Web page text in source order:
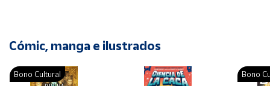
Cómic, manga e ilustrados
Bono Cultural Bono